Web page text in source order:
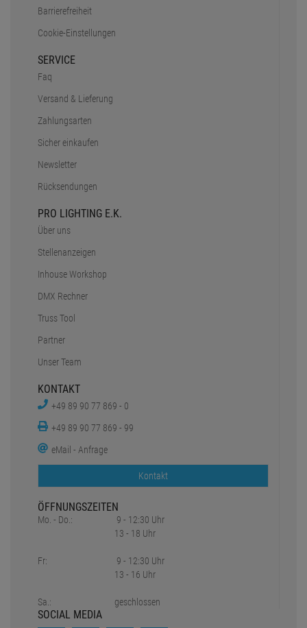
Barrierefreiheit
Cookie-Einstellungen
SERVICE
Faq
Versand & Lieferung
Zahlungsarten
Sicher einkaufen
Newsletter
Rücksendungen
PRO LIGHTING E.K.
Über uns
Stellenanzeigen
Inhouse Workshop
DMX Rechner
Truss Tool
Partner
Unser Team
KONTAKT
+49 89 90 77 869 - 0
+49 89 90 77 869 - 99
eMail - Anfrage
Kontakt
ÖFFNUNGSZEITEN
Mo. - Do.:
Fr:
Sa.:
9 - 12:30 Uhr
13 - 18 Uhr
9 - 12:30 Uhr
13 - 16 Uhr
geschlossen
SOCIAL MEDIA